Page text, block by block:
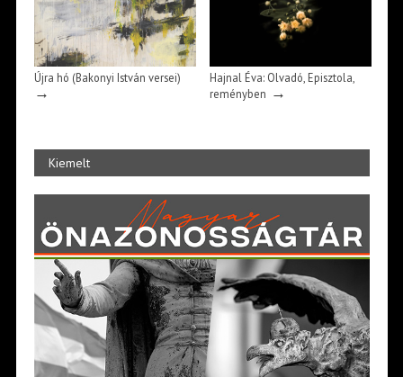
Újra hó (Bakonyi István versei)
→
Hajnal Éva: Olvadó, Episztola,
reményben →
Kiemelt